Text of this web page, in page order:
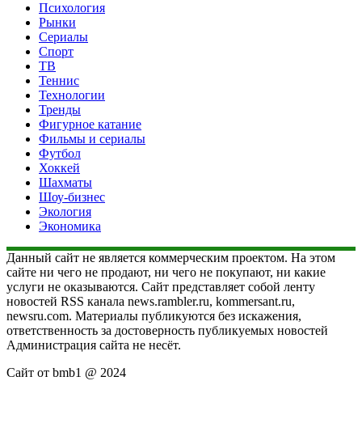
Психология
Рынки
Сериалы
Спорт
ТВ
Теннис
Технологии
Тренды
Фигурное катание
Фильмы и сериалы
Футбол
Хоккей
Шахматы
Шоу-бизнес
Экология
Экономика
Данный сайт не является коммерческим проектом. На этом
сайте ни чего не продают, ни чего не покупают, ни какие
услуги не оказываются. Сайт представляет собой ленту
новостей RSS канала news.rambler.ru, kommersant.ru,
newsru.com. Материалы публикуются без искажения,
ответственность за достоверность публикуемых новостей
Администрация сайта не несёт.
Сайт от bmb1 @ 2024